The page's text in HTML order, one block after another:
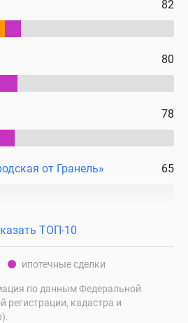
82
80
78
от Гранель» 65
ТОП-10
ипотечные сделки
по данным Федеральной
регистрации, кадастра и